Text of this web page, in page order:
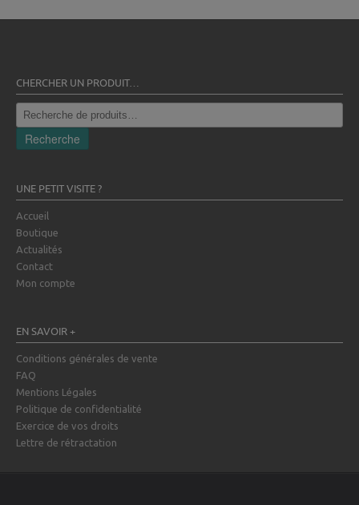
CHERCHER UN PRODUIT…
Recherche
pour :
Recherche
UNE PETIT VISITE ?
Accueil
Boutique
Actualités
Contact
Mon compte
EN SAVOIR +
Conditions générales de vente
FAQ
Mentions Légales
Politique de confidentialité
Exercice de vos droits
Lettre de rétractation